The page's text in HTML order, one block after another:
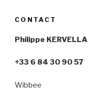
CONTACT
Philippe KERVELLA
+33 6 84 30 90 57
Wibbee